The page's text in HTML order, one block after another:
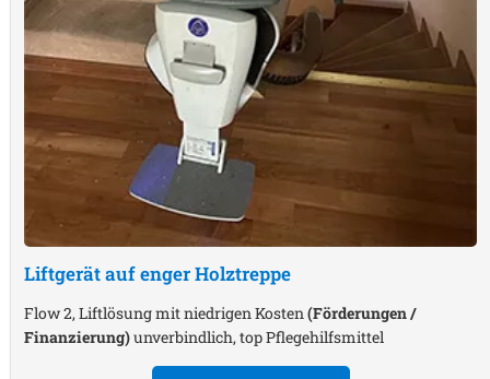
Liftgerät auf enger Holztreppe
Flow 2, Liftlösung mit niedrigen Kosten (Förderungen /
Finanzierung)unverbindlich, top Pflegehilfsmittel